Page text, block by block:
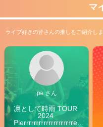
マ
ライブ好きの皆さんの推しをご紹介しま
pe さん
凛として時雨 TOUR
2024
Pierrrrrrrrrrrrrrrrrrrre